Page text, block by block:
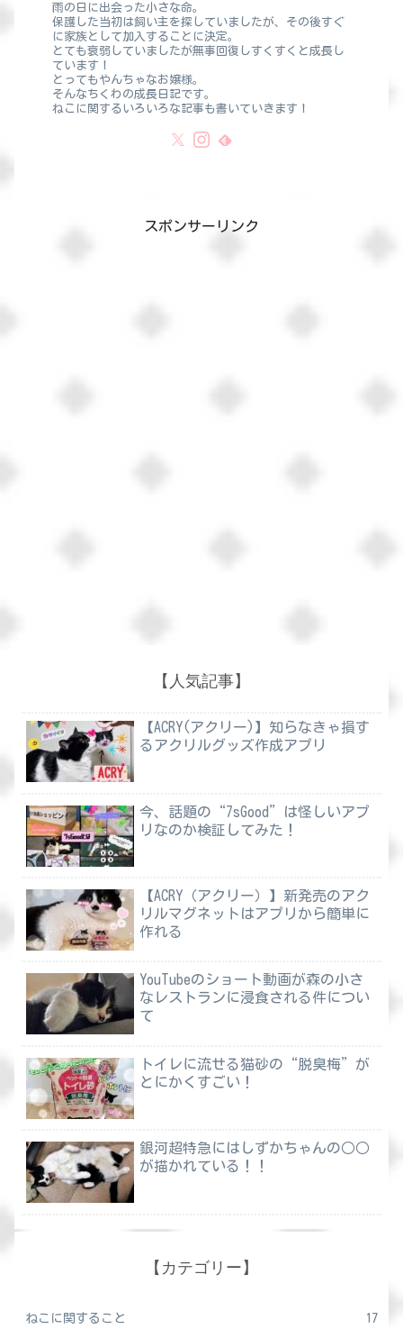
雨の日に出会った小さな命。
保護した当初は飼い主を探していましたが、その後すぐ
に家族として加入することに決定。
とても衰弱していましたが無事回復しすくすくと成長し
ています！
とってもやんちゃなお嬢様。
そんなちくわの成長日記です。
ねこに関するいろいろな記事も書いていきます！
スポンサーリンク
【人気記事】
【ACRY(アクリー)】知らなきゃ損す
るアクリルグッズ作成アプリ
今、話題の“7sGood”は怪しいアプ
リなのか検証してみた！
【ACRY（アクリー）】新発売のアク
リルマグネットはアプリから簡単に
作れる
YouTubeのショート動画が森の小さ
なレストランに浸食される件につい
て
トイレに流せる猫砂の“脱臭梅”が
とにかくすごい！
銀河超特急にはしずかちゃんの○○
が描かれている！！
【カテゴリー】
ねこに関すること 17